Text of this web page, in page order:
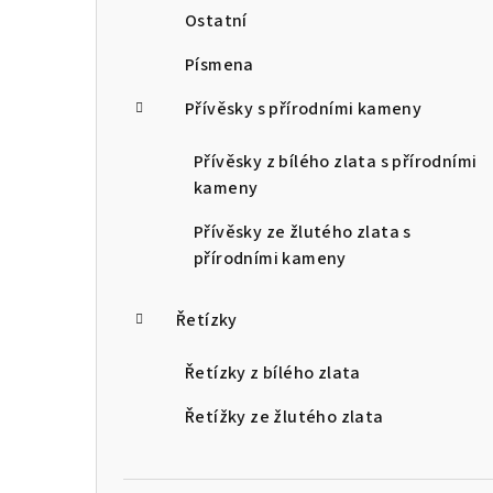
Ostatní
Písmena
Přívěsky s přírodními kameny
Přívěsky z bílého zlata s přírodními
kameny
Přívěsky ze žlutého zlata s
přírodními kameny
Řetízky
Řetízky z bílého zlata
Řetížky ze žlutého zlata